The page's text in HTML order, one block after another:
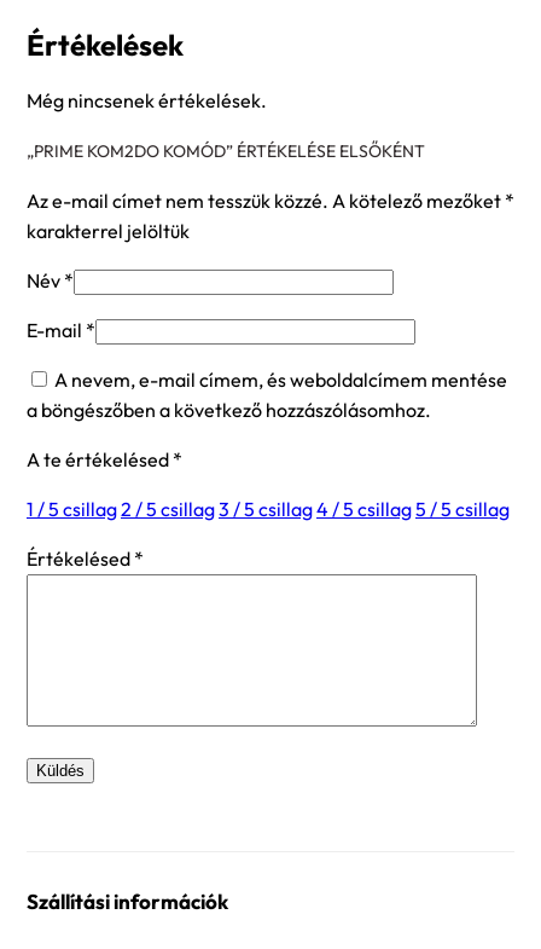
Értékelések
Még nincsenek értékelések.
„PRIME KOM2DO KOMÓD” ÉRTÉKELÉSE ELSŐKÉNT
Az e-mail címet nem tesszük közzé. A kötelező mezőket *
karakterrel jelöltük
Név *
E-mail *
A nevem, e-mail címem, és weboldalcímem mentése
a böngészőben a következő hozzászólásomhoz.
A te értékelésed *
1 / 5 csillag2 / 5 csillag3 / 5 csillag4 / 5 csillag5 / 5 csillag
Értékelésed *
Szállítási információk